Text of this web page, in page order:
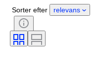
Tilstand
Certificering
Bind
Farve
Sorter efter relevans